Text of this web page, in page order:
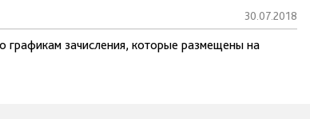
30.07.2018
графикам зачисления, которые размещены на